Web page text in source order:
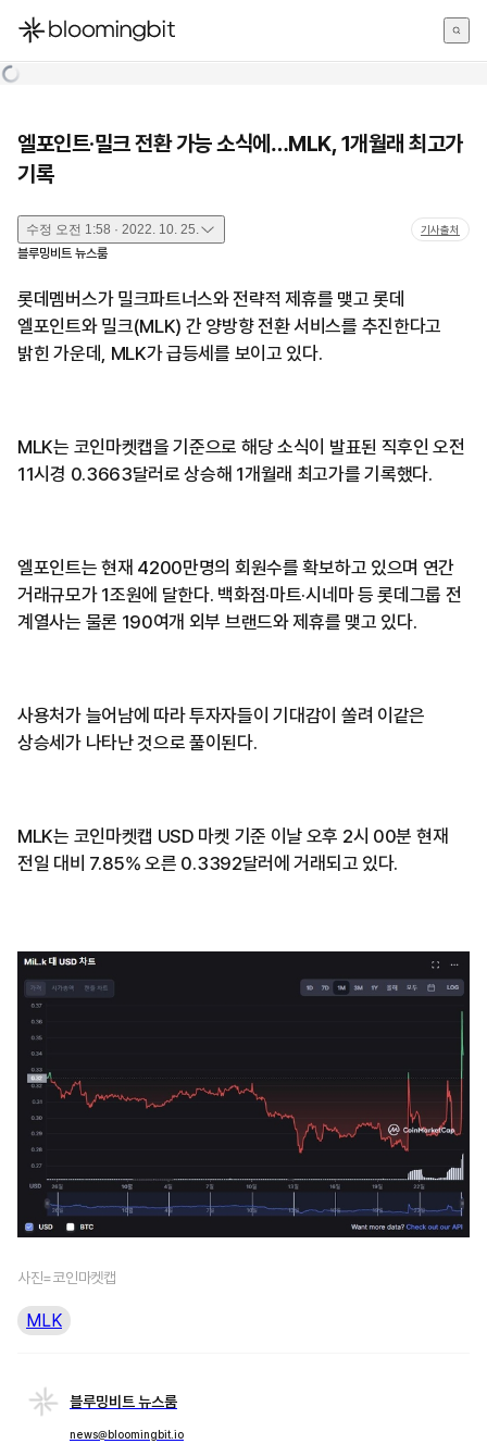
한국어
엘포인트·밀크 전환 가능 소식에…MLK, 1개월래 최고가
기록
수정 오전 1:58 · 2022. 10. 25. 기사출처
블루밍비트 뉴스룸
롯데멤버스가 밀크파트너스와 전략적 제휴를 맺고 롯데
엘포인트와 밀크(MLK) 간 양방향 전환 서비스를 추진한다고
밝힌 가운데, MLK가 급등세를 보이고 있다.
MLK는 코인마켓캡을 기준으로 해당 소식이 발표된 직후인 오전
11시경 0.3663달러로 상승해 1개월래 최고가를 기록했다.
엘포인트는 현재 4200만명의 회원수를 확보하고 있으며 연간
거래규모가 1조원에 달한다. 백화점·마트·시네마 등 롯데그룹 전
계열사는 물론 190여개 외부 브랜드와 제휴를 맺고 있다.
사용처가 늘어남에 따라 투자자들이 기대감이 쏠려 이같은
상승세가 나타난 것으로 풀이된다.
MLK는 코인마켓캡 USD 마켓 기준 이날 오후 2시 00분 현재
전일 대비 7.85% 오른 0.3392달러에 거래되고 있다.
사진=코인마켓캡
MLK
블루밍비트 뉴스룸
news@bloomingbit.io